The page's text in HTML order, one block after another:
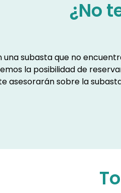
¿No
una subasta que no
la posibilidad de
asesorarán sobre la